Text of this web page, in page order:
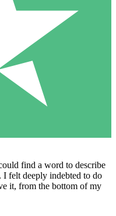
find a word to describe
I felt deeply indebted to do
it, from the bottom of my